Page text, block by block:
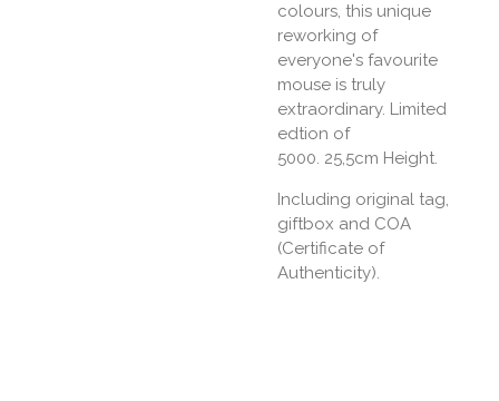
colours, this unique
reworking of
everyone's favourite
mouse is truly
extraordinary. Limited
edtion of
5000. 25,5cm Height.
Including original tag,
giftbox and COA
(Certificate of
Authenticity).